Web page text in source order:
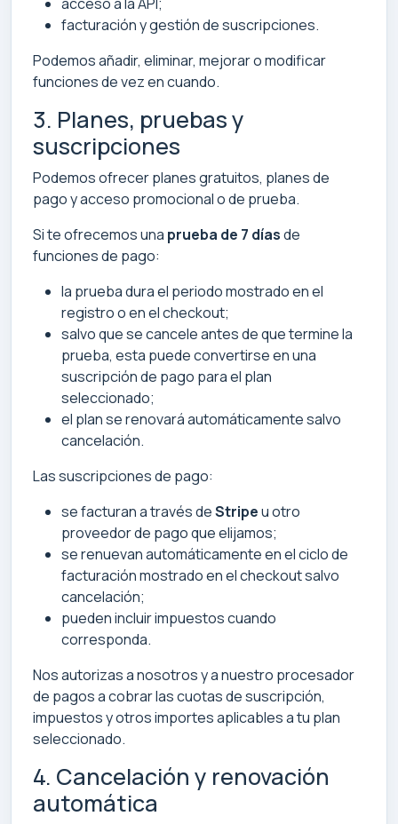
facturación y gestión de suscripciones.
Podemos añadir, eliminar, mejorar o modificar
funciones de vez en cuando.
3. Planes, pruebas y
suscripciones
Podemos ofrecer planes gratuitos, planes de
pago y acceso promocional o de prueba.
Si te ofrecemos una prueba de 7 díasde
funciones de pago:
la prueba dura el periodo mostrado en el
registro o en el checkout;
salvo que se cancele antes de que termine la
prueba, esta puede convertirse en una
suscripción de pago para el plan
seleccionado;
el plan se renovará automáticamente salvo
cancelación.
Las suscripciones de pago:
se facturan a través deStripeu otro
proveedor de pago que elijamos;
se renuevan automáticamente en el ciclo de
facturación mostrado en el checkout salvo
cancelación;
pueden incluir impuestos cuando
corresponda.
Nos autorizas a nosotros y a nuestro procesador
de pagos a cobrar las cuotas de suscripción,
impuestos y otros importes aplicables a tu plan
seleccionado.
4. Cancelación y renovación
automática